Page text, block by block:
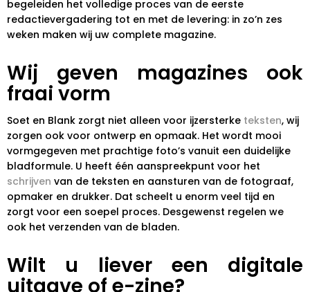
begeleiden het volledige proces van de eerste
redactievergadering tot en met de levering: in zo’n zes
weken maken wij uw complete magazine.
Wij geven magazines ook
fraai vorm
Soet en Blank zorgt niet alleen voor ijzersterke teksten, wij
zorgen ook voor ontwerp en opmaak. Het wordt mooi
vormgegeven met prachtige foto’s vanuit een duidelijke
bladformule. U heeft één aanspreekpunt voor het
schrijven van de teksten en aansturen van de fotograaf,
opmaker en drukker. Dat scheelt u enorm veel tijd en
zorgt voor een soepel proces. Desgewenst regelen we
ook het verzenden van de bladen.
Wilt u liever een digitale
uitgave of e-zine?